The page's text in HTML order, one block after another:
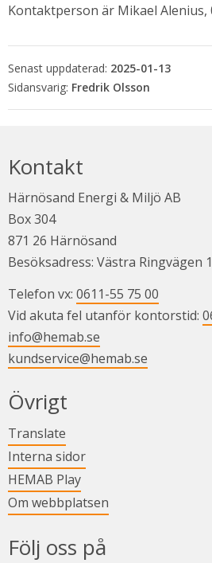
i nytt fönster.
Kontaktperson är Mikael Alenius,
Senast uppdaterad: 2025-01-13
Fredrik Olsson
Kontakt
Härnösand Energi & Miljö AB
Box 304
871 26 Härnösand
Besöksadress: Västra Ringvägen
Telefon vx: 0611-55 75 00
Vid akuta fel utanför kontorstid:
info@hemab.se
kundservice@hemab.se
Övrigt
Translate
Interna sidorLänk till annan
HEMAB PlayLänk till annan
Om webbplatsen
Följ oss på